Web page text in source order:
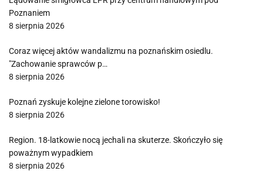
Poznaniem
8 sierpnia 2026
Coraz więcej aktów wandalizmu na poznańskim osiedlu.
"Zachowanie sprawców p…
8 sierpnia 2026
Poznań zyskuje kolejne zielone torowisko!
8 sierpnia 2026
Region. 18-latkowie nocą jechali na skuterze. Skończyło się
poważnym wypadkiem
8 sierpnia 2026